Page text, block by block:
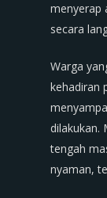
menyerap
secara
Warga
kehadiran
dilakukan.
tengah
nyaman,